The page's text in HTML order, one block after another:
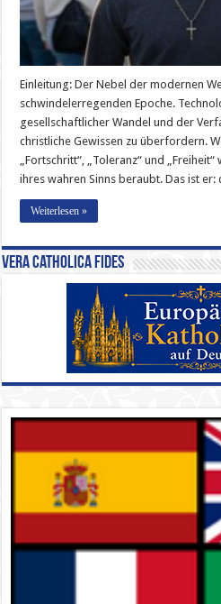
Einleitung: Der Nebel der modernen
schwindelerregenden Epoche.
gesellschaftlicher Wandel und der
christliche Gewissen zu überfordern.
„Fortschritt“, „Toleranz“ und
ihres wahren Sinns beraubt. Das ist er:
Weiterlesen »
Vera Catholica Fides